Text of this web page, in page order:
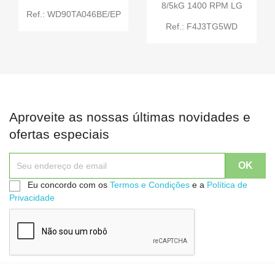
Ref.: WD90TA046BE/EP
8/5kG 1400 RPM LG
Ref.: F4J3TG5WD
Aproveite as nossas últimas novidades e
ofertas especiais
Eu concordo com os Termos e Condições e a Política de
Privacidade